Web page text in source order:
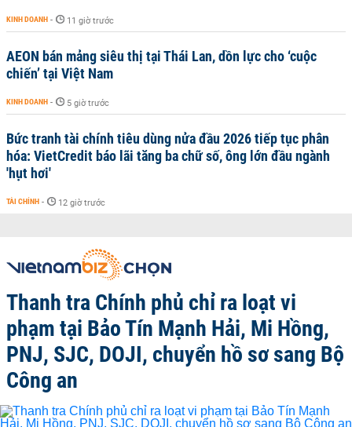
KINH DOANH - 11 giờ trước
AEON bán mảng siêu thị tại Thái Lan, dồn lực cho ‘cuộc
chiến’ tại Việt Nam
KINH DOANH - 5 giờ trước
Bức tranh tài chính tiêu dùng nửa đầu 2026 tiếp tục phân
hóa: VietCredit báo lãi tăng ba chữ số, ông lớn đầu ngành
'hụt hơi'
TÀI CHÍNH - 12 giờ trước
Thanh tra Chính phủ chỉ ra loạt vi
phạm tại Bảo Tín Mạnh Hải, Mi Hồng,
PNJ, SJC, DOJI, chuyển hồ sơ sang Bộ
Công an